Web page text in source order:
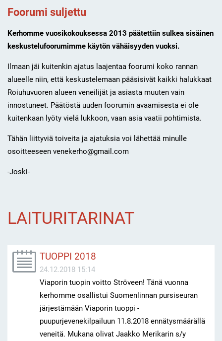
Foorumi suljettu
Kerhomme vuosikokouksessa 2013 päätettiin sulkea sisäinen
keskustelufoorumimme käytön vähäisyyden vuoksi.
Ilmaan jäi kuitenkin ajatus laajentaa foorumi koko rannan
alueelle niin, että keskustelemaan pääsisivät kaikki halukkaat
Roiuhuvuoren alueen veneilijät ja asiasta muuten vain
innostuneet. Päätöstä uuden foorumin avaamisesta ei ole
kuitenkaan lyöty vielä lukkoon, vaan asia vaatii pohtimista.
Tähän liittyviä toiveita ja ajatuksia voi lähettää minulle
osoitteeseen venekerho@gmail.com
-Joski-
LAITURITARINAT
TUOPPI 2018
24.12.2018 15:14
Viaporin tuopin voitto Ströveen! Tänä vuonna
kerhomme osallistui Suomenlinnan pursiseuran
järjestämään Viaporin tuoppi -
puupurjevenekilpailuun 11.8.2018 ennätysmäärällä
veneitä. Mukana olivat Jaakko Merikarin s/y